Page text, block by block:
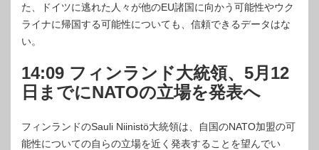
た、ドイツに逃れた人々が他のEU諸国に向かう可能性やウク
ライナに帰国する可能性についても、信頼できるデータはな
い。
14:09 フィンランド大統領、5月12
日までにNATOの立場を発表へ
フィンランドのSauli Niinistö大統領は、自国のNATO加盟の可
能性についての自らの立場を近く発表することを望んでい